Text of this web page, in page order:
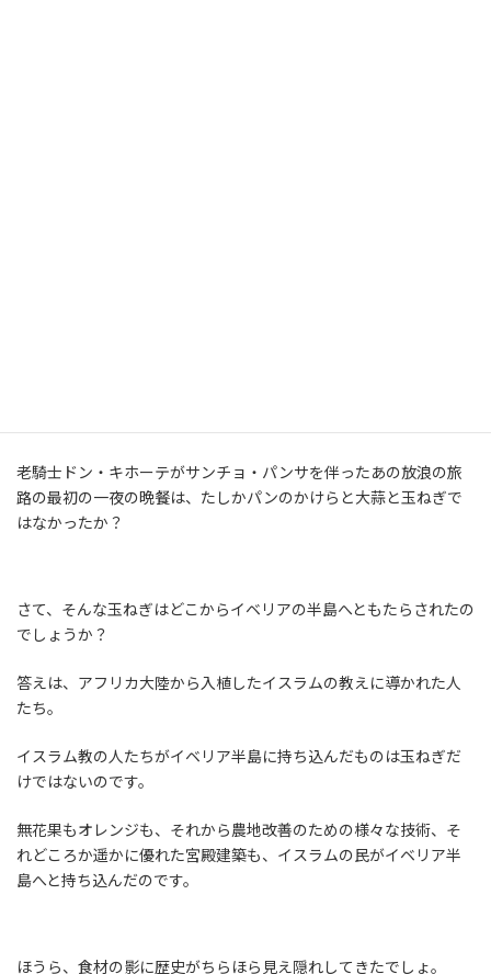
老騎士ドン・キホーテがサンチョ・パンサを伴ったあの放浪の旅
路の最初の一夜の晩餐は、たしかパンのかけらと大蒜と玉ねぎで
はなかったか？
さて、そんな玉ねぎはどこからイベリアの半島へともたらされたの
でしょうか？
答えは、アフリカ大陸から入植したイスラムの教えに導かれた人
たち。
イスラム教の人たちがイベリア半島に持ち込んだものは玉ねぎだ
けではないのです。
無花果もオレンジも、それから農地改善のための様々な技術、そ
れどころか遥かに優れた宮殿建築も、イスラムの民がイベリア半
島へと持ち込んだのです。
ほうら、食材の影に歴史がちらほら見え隠れしてきたでしょ。